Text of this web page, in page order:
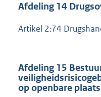
Afdeling 14
Artikel 2:74
Afdeling 15
op openbare